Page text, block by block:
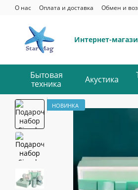
Перейти к основному контенту
О нас Оплата и доставка Обмен и
Интернет-
Бытовая
техника
Акустика
НОВИНКА